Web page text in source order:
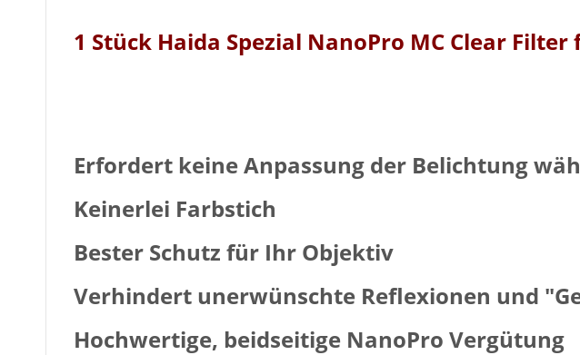
1 Stück Haida Spezial NanoPro MC Clear
Erfordert keine Anpassung der Belichtung
Keinerlei Farbstich
Bester Schutz für Ihr Objektiv
Verhindert unerwünschte Reflexionen und
Hochwertige, beidseitige NanoPro Vergütung